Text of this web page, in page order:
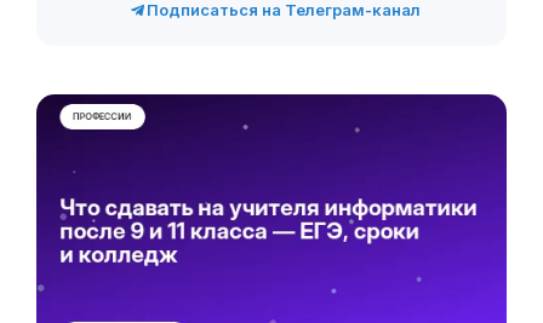
Подписаться на Телеграм-канал